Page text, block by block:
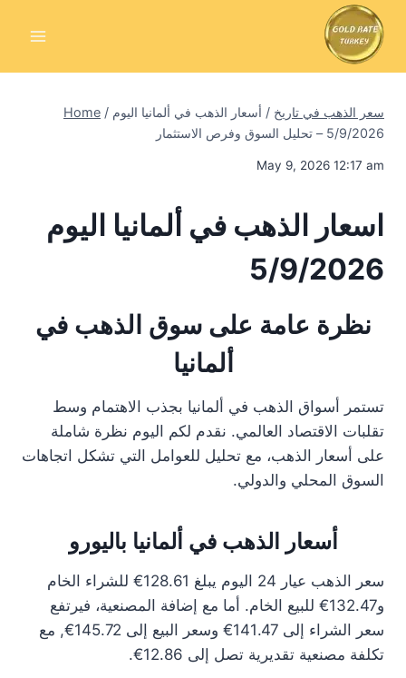
Home / سعر الذهب في تاريخ / أسعار الذهب في ألمانيا اليوم
5/9/2026 – تحليل السوق وفرص الاستثمار
May 9, 2026 12:17 am
اسعار الذهب في ألمانيا اليوم
5/9/2026
نظرة عامة على سوق الذهب في
ألمانيا
تستمر أسواق الذهب في ألمانيا بجذب الاهتمام وسط
تقلبات الاقتصاد العالمي. نقدم لكم اليوم نظرة شاملة
على أسعار الذهب، مع تحليل للعوامل التي تشكل اتجاهات
السوق المحلي والدولي.
أسعار الذهب في ألمانيا باليورو
سعر الذهب عيار 24 اليوم يبلغ 128.61€ للشراء الخام
و132.47€ للبيع الخام. أما مع إضافة المصنعية، فيرتفع
سعر الشراء إلى 141.47€ وسعر البيع إلى 145.72€, مع
تكلفة مصنعية تقديرية تصل إلى 12.86€.